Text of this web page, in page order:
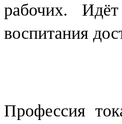
рабочих.
воспитания
Профессия